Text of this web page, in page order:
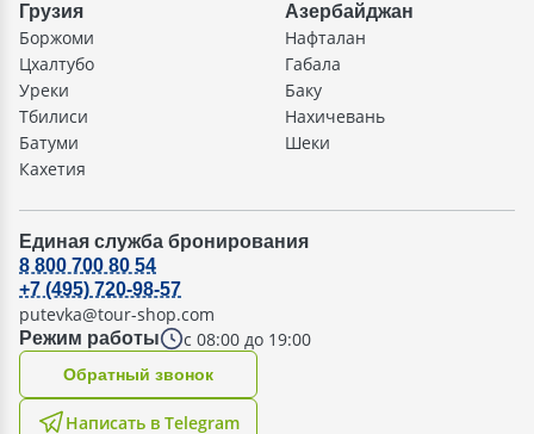
Грузия
Боржоми
Цхалтубо
Уреки
Тбилиси
Батуми
Кахетия
Азербайджан
Нафталан
Габала
Баку
Нахичевань
Шеки
Единая служба бронирования
Режим работы с 08:00 до 19:00
8 800 700 80 54
+7 (495) 720-98-57
putevka@tour-shop.com
Написать в Telegram
Oбратный звонок